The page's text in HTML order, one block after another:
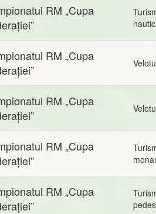
RM „Cupa
nautic
RM „Cupa
RM „Cupa
RM „Cupa
RM „Cupa